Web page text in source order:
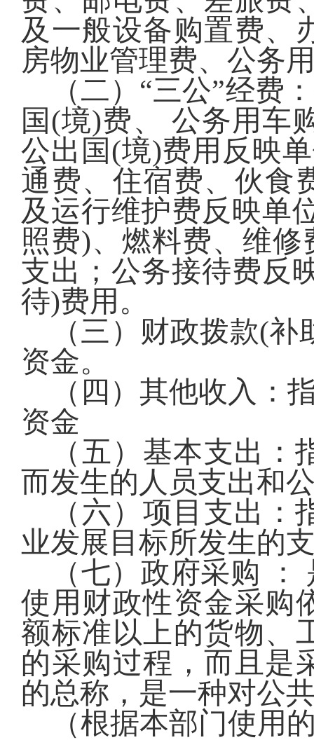
及一般设备购置费、
房物业管理费、公务
（二）“三公”经费
国(境)费、 公务用车
公出国(境)费用反映
通费、住宿费、伙食
及运行维护费反映单
照费)、燃料费、维
支出；公务接待费反
待)费用。
（三）财政拨款(补
资金。
（四）其他收入：
资金
（五）基本支出
而发生的人员支出和
（六）项目支出
业发展目标所发生的
（七）政府采购
使用财政性资金采购
额标准以上的货物、
的采购过程，而且是
的总称，是一种对公
（根据本部门使用